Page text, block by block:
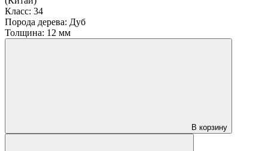
Класс: 34
Порода дерева: Дуб
Толщина: 12 мм
В корзину